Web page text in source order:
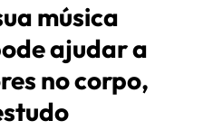
música
ajudar a
no corpo,